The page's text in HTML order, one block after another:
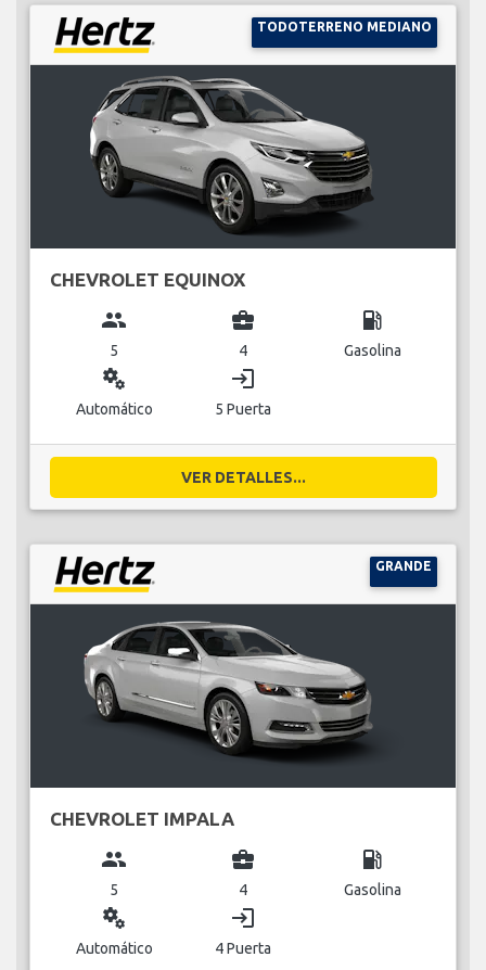
TODOTERRENO MEDIANO
CHEVROLET EQUINOX
group
5
business_center
4
local_gas_station
Gasolina
miscellaneous_services
Automático
login
5 Puerta
VER DETALLES...
GRANDE
CHEVROLET IMPALA
group
5
business_center
4
local_gas_station
Gasolina
miscellaneous_services
Automático
login
4 Puerta